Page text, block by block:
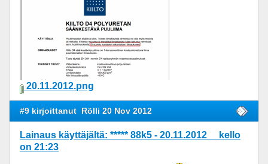
20.11.2012.png
#9 kirjoittanut Rölli 20 Nov 2012
Lainaus käyttäjältä: ***** 88k5 - 20.11.2012 kello
on 21:23